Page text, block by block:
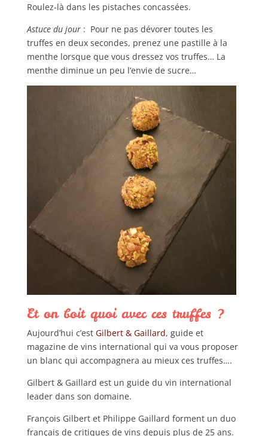
Roulez-là dans les pistaches concassées.
Astuce du jour: Pour ne pas dévorer toutes les
truffes en deux secondes, prenez une pastille à la
menthe lorsque que vous dressez vos truffes… La
menthe diminue un peu l’envie de sucre…
Et on boit quoi avec ces truffes ?
Aujourd’hui c’est Gilbert & Gaillard, guide et
magazine de vins international qui va vous proposer
un blanc qui accompagnera au mieux ces truffes….
Gilbert & Gaillard est un guide du vin international
leader dans son domaine.
François Gilbert et Philippe Gaillard forment un duo
français de critiques de vins depuis plus de 25 ans.